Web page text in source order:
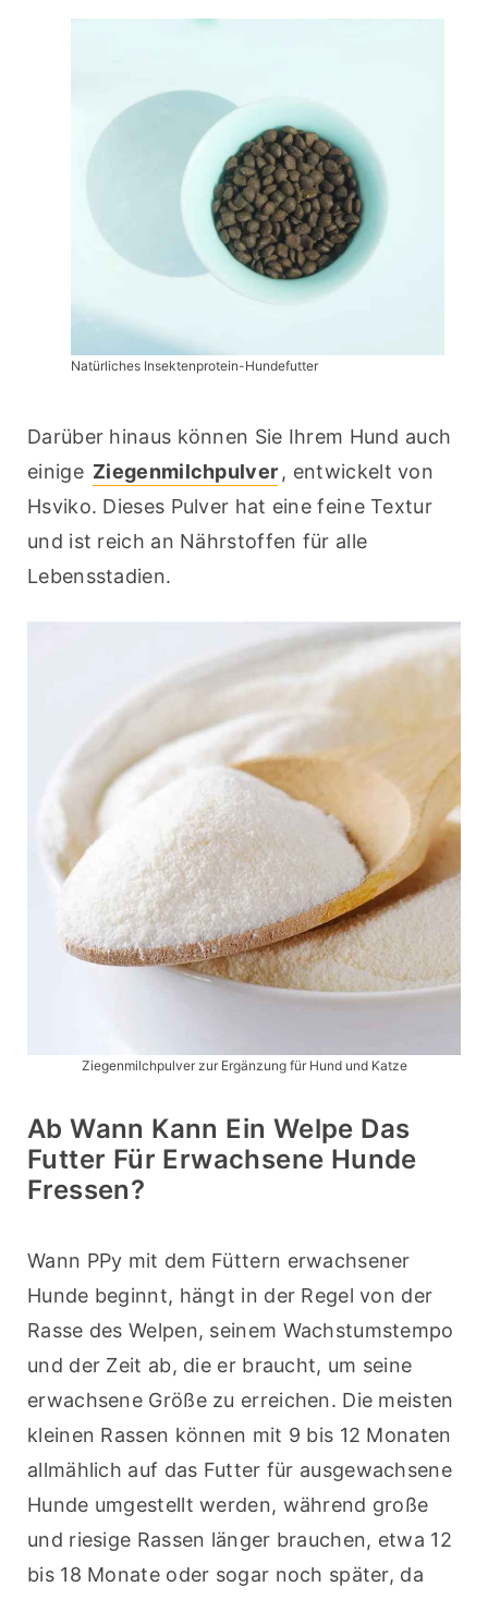
Natürliches Insektenprotein-Hundefutter
Darüber hinaus können Sie Ihrem Hund auch
einige Ziegenmilchpulver , entwickelt von
Hsviko. Dieses Pulver hat eine feine Textur
und ist reich an Nährstoffen für alle
Lebensstadien.
Ziegenmilchpulver zur Ergänzung für Hund und Katze
Ab Wann Kann Ein Welpe Das
Futter Für Erwachsene Hunde
Fressen?
Wann PPy mit dem Füttern erwachsener
Hunde beginnt, hängt in der Regel von der
Rasse des Welpen, seinem Wachstumstempo
und der Zeit ab, die er braucht, um seine
erwachsene Größe zu erreichen. Die meisten
kleinen Rassen können mit 9 bis 12 Monaten
allmählich auf das Futter für ausgewachsene
Hunde umgestellt werden, während große
und riesige Rassen länger brauchen, etwa 12
bis 18 Monate oder sogar noch später, da